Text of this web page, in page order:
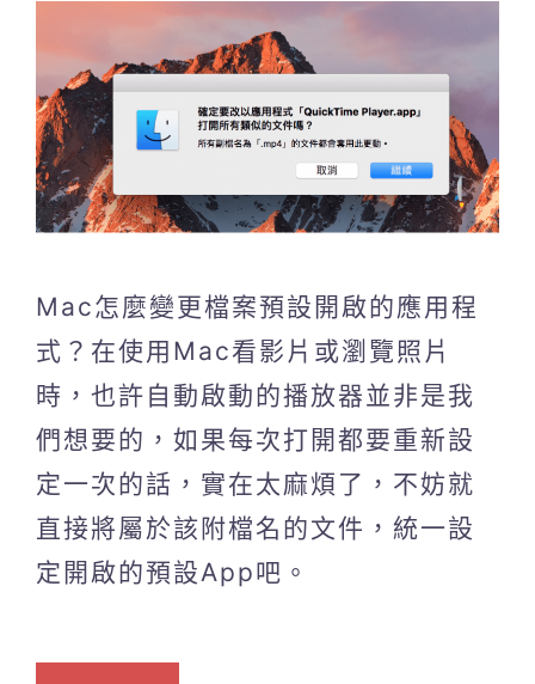
Mac怎麼變更檔案預設開啟的應用程
式？在使用Mac看影片或瀏覽照片
時，也許自動啟動的播放器並非是我
們想要的，如果每次打開都要重新設
定一次的話，實在太麻煩了，不妨就
直接將屬於該附檔名的文件，統一設
定開啟的預設App吧。